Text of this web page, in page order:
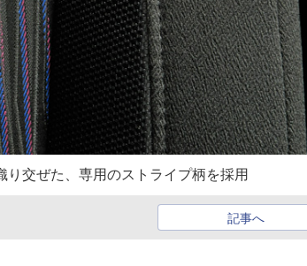
交ぜた、専用のストライプ柄を採用
記事へ